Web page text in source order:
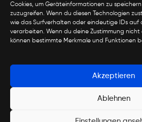
Cookies, um Geräteinformationen zu
zuzugreifen. Wenn du diesen Technologien
wie das Surfverhalten oder eindeutige IDs auf
verarbeiten. Wenn du deine Zustimmung nicht
können bestimmte Merkmale und Funktionen
Akzeptieren
Ablehnen
Öffnungszeiten
Montag bis
Freitag
09:00 – 12:00
Samstag
09:00 – 16:00
Telefon
043 477
Adresse
Copyright © 2025
Impressum